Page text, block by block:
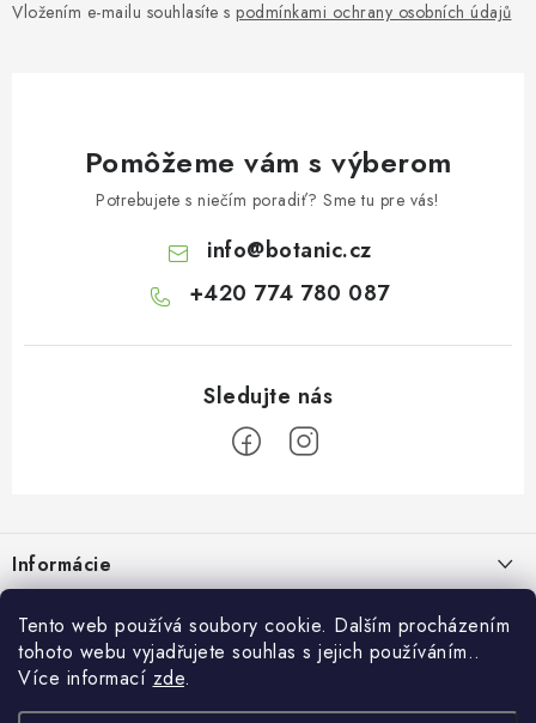
Tento web používá soubory cookie. Dalším procházením
tohoto webu vyjadřujete souhlas s jejich používáním..
Více informací zde.
Vložením e-mailu souhlasíte s podmínkami ochrany osobních údajů
Pomôžeme vám s výberom
Potrebujete s niečím poradiť? Sme tu pre vás!
info@botanic.cz
+420 774 780 087
p
ä
Informácie
Veľkoobchod
O Botanicu
Blog
Projekt Botanic pomáha
Blog Botanic – sprievodca svetom bylín, vitamínov a
doplnkov stravy